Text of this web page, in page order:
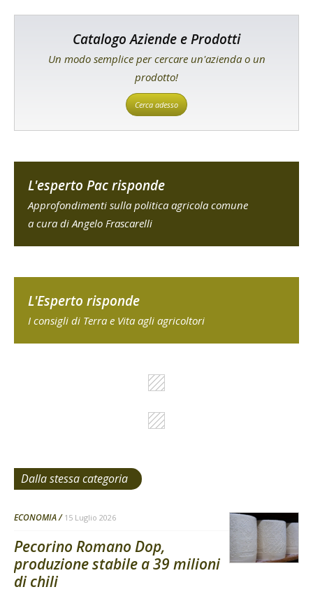
Catalogo Aziende e Prodotti
Un modo semplice per cercare un'azienda o un
prodotto!
Cerca adesso
L'esperto Pac risponde
Approfondimenti sulla politica agricola comune
a cura di Angelo Frascarelli
L'Esperto risponde
I consigli di Terra e Vita agli agricoltori
Dalla stessa categoria
ECONOMIA 15 Luglio 2026
Pecorino Romano Dop,
produzione stabile a 39 milioni
di chili